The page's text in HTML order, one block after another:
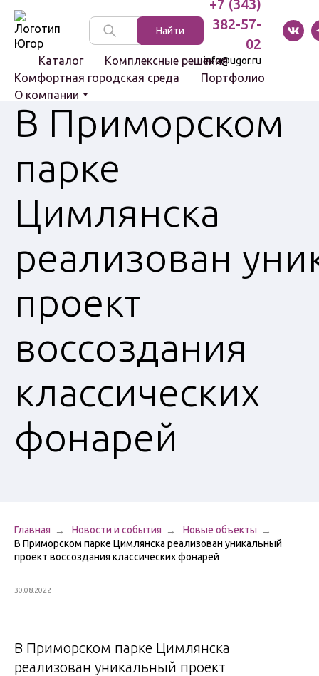
Найти
+7 (343)
382-57-
02
info@ugor.ru
Каталог
комплексы
Светильники
Болларды
Скамейки
Урны для мусора
Ограждения
Перголы и
навесы
Указатели и
стенды
Комплексные решения
Комфортная городская среда
Портфолио
О компании
Указатели
и стенды
В Приморском
парке
Цимлянска
реализован
проект
воссоздания
классических
фонарей
Главная Новости и события
Новые объекты
В Приморском парке Цимлянска реализован уникальный
проект воссоздания классических фонарей
30.08.2022
В Приморском парке Цимлянска
реализован уникальный проект